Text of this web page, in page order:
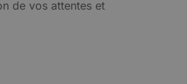
de vos attentes et